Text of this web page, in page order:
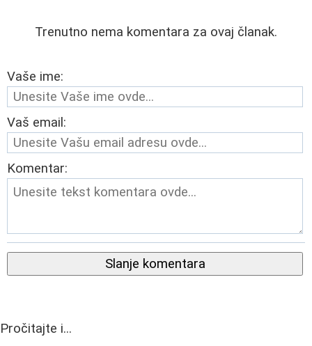
Trenutno nema komentara za ovaj članak.
Vaše ime:
Vaš email:
Komentar:
Slanje komentara
Pročitajte i...